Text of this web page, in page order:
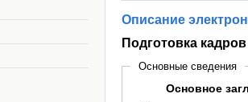
Описание
Подготовка
Основные сведения
Основное